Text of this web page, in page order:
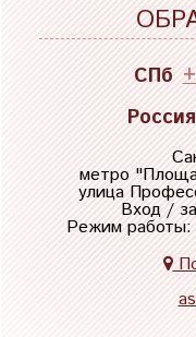
СПб
Россия
метро "
улица
Вход /
Режим работы: